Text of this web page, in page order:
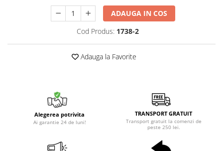
ADAUGA IN COS
Cod Produs: 1738-2
Adauga la Favorite
Alegerea potrivita
Ai garantie 24 de luni!
TRANSPORT GRATUIT
Transport gratuit la comenzi de
peste 250 lei.